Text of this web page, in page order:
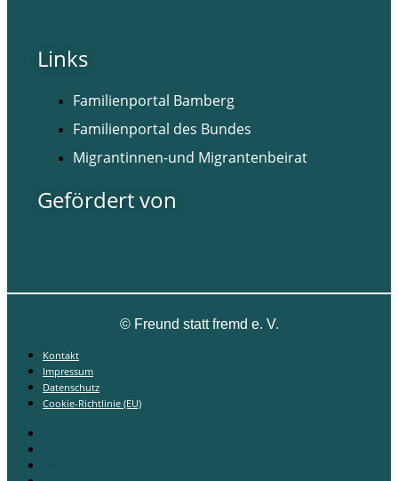
Links
Familienportal Bamberg
Familienportal des Bundes
Migrantinnen-und Migrantenbeirat
Gefördert von
©Freund statt fremd e. V.
Kontakt
Impressum
Datenschutz
Cookie-Richtlinie (EU)